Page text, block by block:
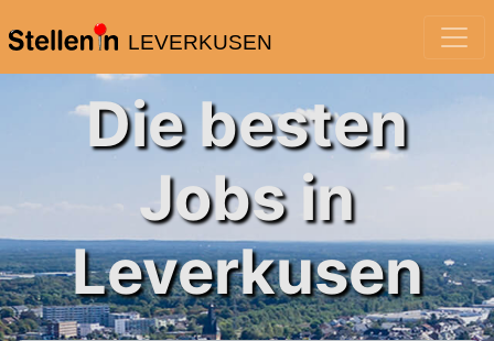
LEVERKUSEN
Die besten
Jobs in
Leverkusen